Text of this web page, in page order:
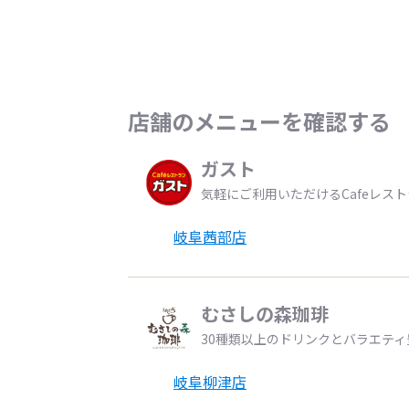
店舗のメニューを確認する
ガスト
気軽にご利用いただけるCafeレス
岐阜茜部店
むさしの森珈琲
30種類以上のドリンクとバラエテ
岐阜柳津店